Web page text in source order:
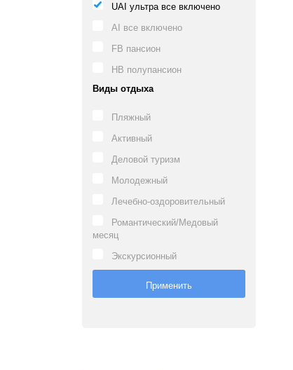
UAI ультра все включено
AI все включено
FB пансион
HB полупансион
Виды отдыха
Пляжный
Активный
Деловой туризм
Молодежный
Лечебно-оздоровительный
Романтический/Медовый
месяц
Экскурсионный